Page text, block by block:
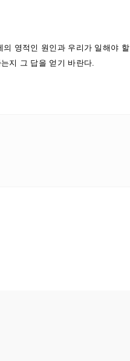
영적인 원인과 우리가 일해야 할
지 그 답을 얻기 바란다.